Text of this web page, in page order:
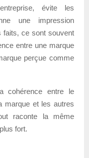
évite les
une impression
faits, ce sont souvent
entre une marque
perçue comme
cohérence entre le
marque et les autres
raconte la même
fort.